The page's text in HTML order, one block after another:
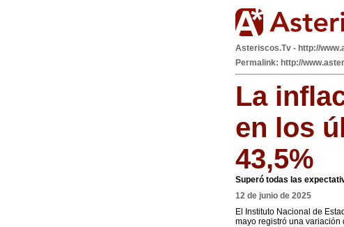
Asteriscos.Tv - http://
Permalink: http://
La
en los
43,5%
Superó todas las
12 de junio de 2025
El Instituto Nacional de
mayo registró una